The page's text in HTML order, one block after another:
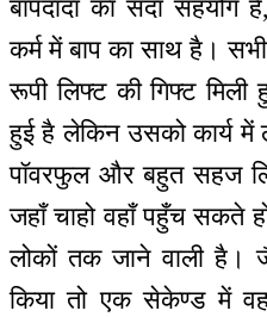
बापदादा का सदा
कर्म में बाप का साथ है। सभी
रूपी लिफ्ट की गिफ्ट मिली
हुई है लेकिन उसको कार्य
पॉवरफुल और बहुत सहज
जहाँ चाहो वहाँ पहुँच सकते
लोकों तक जाने वाली है।
किया तो एक सेकेण्ड में